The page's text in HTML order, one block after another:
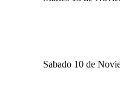
Sabado 10 de